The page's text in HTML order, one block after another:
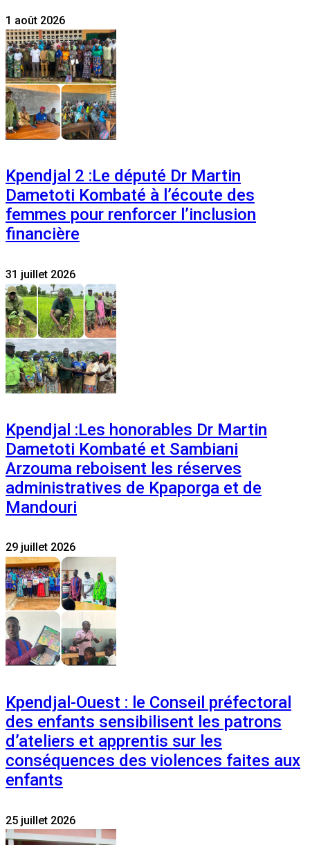
1 août 2026
Kpendjal 2 :Le député Dr Martin
Dametoti Kombaté à l’écoute des
femmes pour renforcer l’inclusion
financière
31 juillet 2026
Kpendjal :Les honorables Dr Martin
Dametoti Kombaté et Sambiani
Arzouma reboisent les réserves
administratives de Kpaporga et de
Mandouri
29 juillet 2026
Kpendjal-Ouest : le Conseil préfectoral
des enfants sensibilisent les patrons
d’ateliers et apprentis sur les
conséquences des violences faites aux
enfants
25 juillet 2026